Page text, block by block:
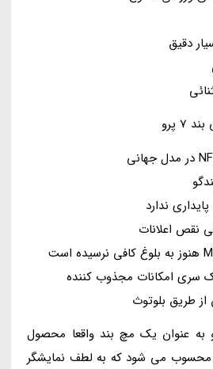
پرو
ندارد
نقص اعلانات
سری امکانات مجذوب کننده
طریق بلوتوث
می بند 7 پرو به عنوان یک مچ بند واقعا محصول
می شود که به لطف نمایشگر